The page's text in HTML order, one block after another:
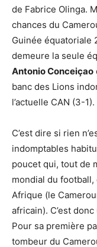
de Fabrice Olinga.
chances du
Guinée équatoriale
demeure la seule
Antonio Conceiçao
banc des Lions
l’actuelle CAN (3-1).
C’est dire si rien
indomptables
poucet qui, tout de
mondial du
Afrique (le
africain). C’est
Pour sa première
tombeur du